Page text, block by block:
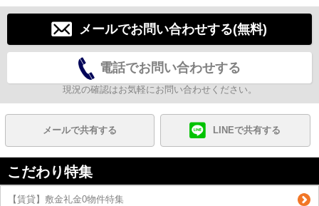
メールでお問い合わせする(無料)
電話でお問い合わせする
現況の確認はお気軽にお問い合わせください。
メールで共有する LINEで共有する
こだわり特集
【賃貸】敷金礼金0物件特集